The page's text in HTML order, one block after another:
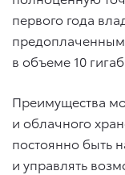
первого года
в объеме 10
Преимущества
и облачного
постоянно быть
и управлять